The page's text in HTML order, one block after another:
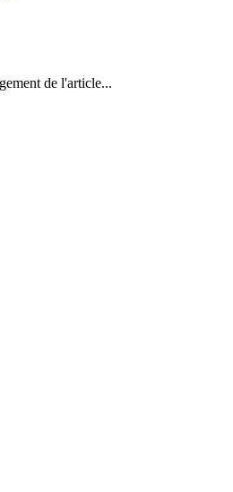
de l'article...